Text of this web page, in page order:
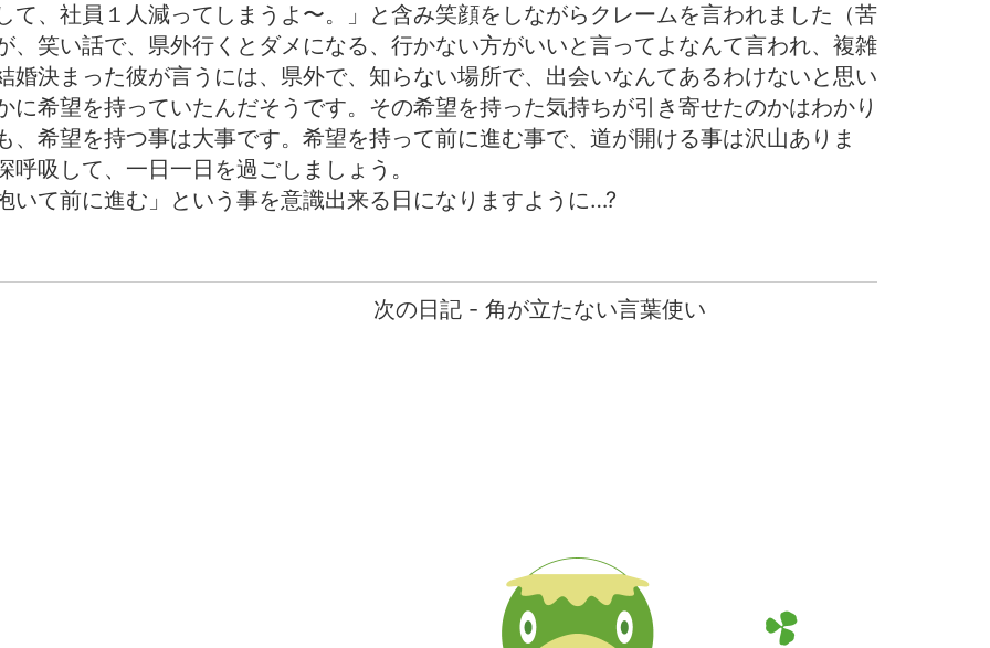
て、社員１人減ってしまうよ〜。」と含み笑顔をしながらクレームを言われました（苦
、笑い話で、県外行くとダメになる、行かない方がいいと言ってよなんて言われ、複雑
婚決まった彼が言うには、県外で、知らない場所で、出会いなんてあるわけないと思い
に希望を持っていたんだそうです。その希望を持った気持ちが引き寄せたのかはわかり
、希望を持つ事は大事です。希望を持って前に進む事で、道が開ける事は沢山ありま
吸して、一日一日を過ごしましょう。
いて前に進む」という事を意識出来る日になりますように…?
次の日記 - 角が立たない言葉使い